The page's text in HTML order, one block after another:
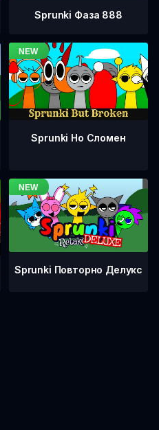
Sprunki Фаза 888
Sprunki Но Сломен
Sprunki Повторно Делукс